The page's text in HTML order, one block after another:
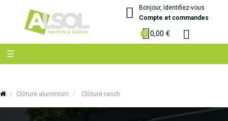
Bonjour, Identifiez-vous
Compte et commandes
0,00 €
Basculer
la
☰
Clôture aluminium Clôture ranch